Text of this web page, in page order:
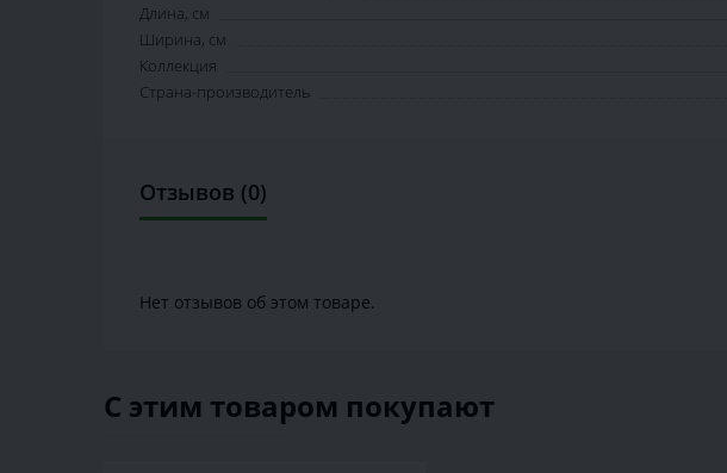
Длина, см
Ширина, см
Коллекция
Страна-производитель
Отзывов (0)
Нет отзывов об этом товаре.
С этим товаром покупают